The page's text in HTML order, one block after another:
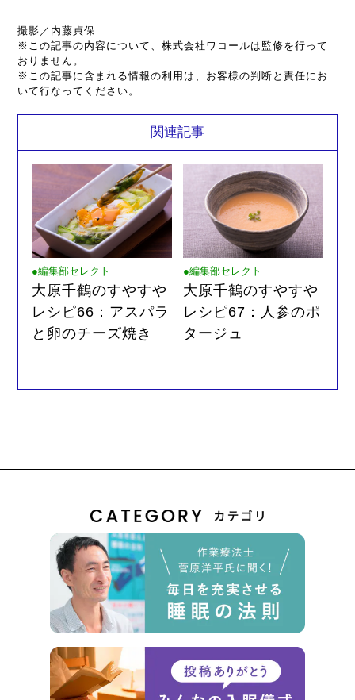
撮影／内藤貞保
※この記事の内容について、株式会社ワコールは監修を行って
おりません。
※この記事に含まれる情報の利用は、お客様の判断と責任にお
いて行なってください。
関連記事
●編集部セレクト
大原千鶴のすやすや
レシピ66：アスパラ
と卵のチーズ焼き
●編集部セレクト
大原千鶴のすやすや
レシピ67：人参のポ
タージュ